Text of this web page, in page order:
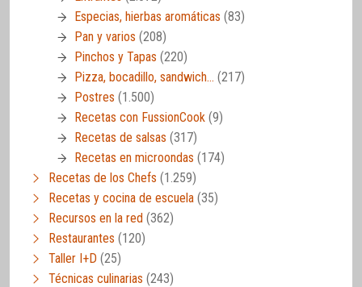
Especias, hierbas aromáticas (83)
Pan y varios (208)
Pinchos y Tapas (220)
Pizza, bocadillo, sandwich… (217)
Postres (1.500)
Recetas con FussionCook (9)
Recetas de salsas (317)
Recetas en microondas (174)
Recetas de los Chefs (1.259)
Recetas y cocina de escuela (35)
Recursos en la red (362)
Restaurantes (120)
Taller I+D (25)
Técnicas culinarias (243)